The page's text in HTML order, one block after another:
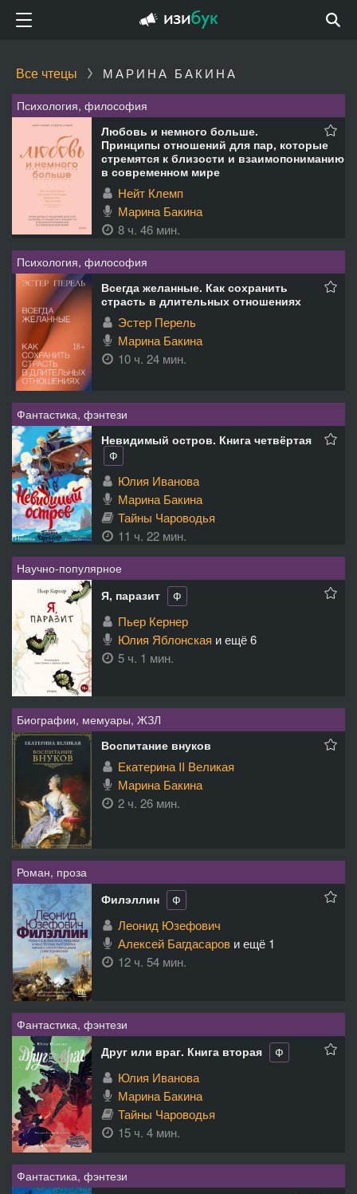
Все чтецы МАРИНА БАКИНА
Психология, философия
Любовь и немного больше.
Принципы отношений для пар, которые
стремятся к близости и взаимопониманию
в современном мире
Нейт Клемп
Марина Бакина
8 ч. 46 мин.
Психология, философия
Всегда желанные. Как сохранить
страсть в длительных отношениях
Эстер Перель
Марина Бакина
10 ч. 24 мин.
Фантастика, фэнтези
Невидимый остров. Книга четвёртая
Ф
Юлия Иванова
Марина Бакина
Тайны Чароводья
11 ч. 22 мин.
Научно-популярное
Я, паразит
Ф
Пьер Кернер
Юлия Яблонская и ещё 6
5 ч. 1 мин.
Биографии, мемуары, ЖЗЛ
Воспитание внуков
Екатерина II Великая
Марина Бакина
2 ч. 26 мин.
Роман, проза
Филэллин
Ф
Леонид Юзефович
Алексей Багдасаров и ещё 1
12 ч. 54 мин.
Фантастика, фэнтези
Друг или враг. Книга вторая
Ф
Юлия Иванова
Марина Бакина
Тайны Чароводья
15 ч. 4 мин.
Фантастика, фэнтези